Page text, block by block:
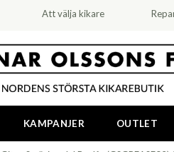
Att välja kikare
KAMPANJER OUTLET